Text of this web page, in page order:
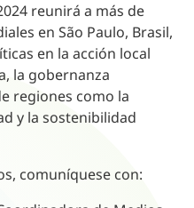
reunirá a más de
en São Paulo, Brasil,
en la acción local
la gobernanza
regiones como la
y la sostenibilidad
comuníquese con: